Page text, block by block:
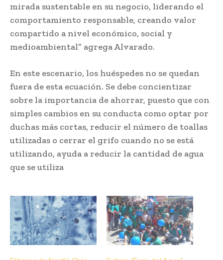
mirada sustentable en su negocio, liderando el
comportamiento responsable, creando valor
compartido a nivel económico, social y
medioambiental” agrega Alvarado.
En este escenario, los huéspedes no se quedan
fuera de esta ecuación. Se debe concientizar
sobre la importancia de ahorrar, puesto que con
simples cambios en su conducta como optar por
duchas más cortas, reducir el número de toallas
utilizadas o cerrar el grifo cuando no se está
utilizando, ayuda a reducir la cantidad de agua
que se utiliza